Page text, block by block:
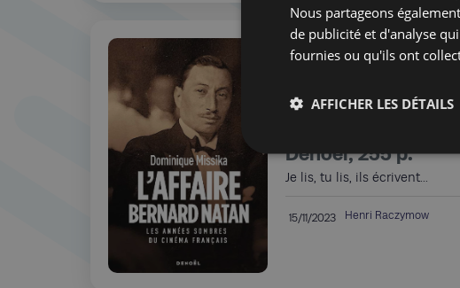
Dominique
Bernard Natan. Les
Denoël, 255 p.
Je lis, tu lis, ils écrivent...
15/11/2023 Henri Raczymow
Nous partageons
de publicité et d'analyse
fournies ou qu'ils ont
AFFICHER LES DÉTAILS